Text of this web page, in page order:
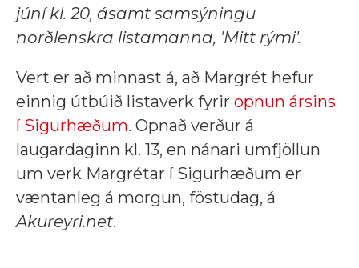
júní kl. 20, ásamt samsýningu
norðlenskra listamanna, 'Mitt rými'.
Vert er að minnast á, að Margrét hefur
einnig útbúið listaverk fyrir opnun ársins
í Sigurhæðum. Opnað verður á
laugardaginn kl. 13, en nánari umfjöllun
um verk Margrétar í Sigurhæðum er
væntanleg á morgun, föstudag, á
Akureyri.net.